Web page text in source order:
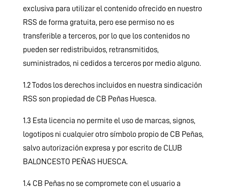
exclusiva para utilizar el contenido ofrecido en nuestro
RSS de forma gratuita, pero ese permiso no es
transferible a terceros, por lo que los contenidos no
pueden ser redistribuidos, retransmitidos,
suministrados, ni cedidos a terceros por medio alguno.
1.2 Todos los derechos incluidos en nuestra sindicación
RSS son propiedad de CB Peñas Huesca.
1.3 Esta licencia no permite el uso de marcas, signos,
logotipos ni cualquier otro símbolo propio de CB Peñas,
salvo autorización expresa y por escrito de CLUB
BALONCESTO PEÑAS HUESCA.
1.4 CB Peñas no se compromete con el usuario a